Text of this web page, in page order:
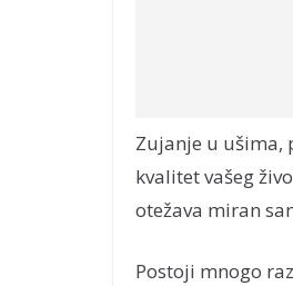
Zujanje u ušima,
kvalitet vašeg
otežava miran
Postoji mnogo